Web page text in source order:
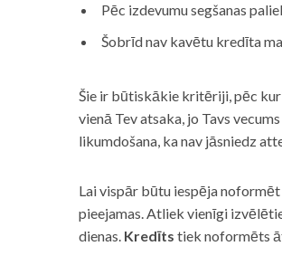
Pēc izdevumu segšanas
Šobrīd nav kavētu kredīta
Šie ir būtiskākie kritēriji, pēc
vienā Tev atsaka, jo Tavs
likumdošana, ka nav jāsniedz
Lai vispār būtu iespēja
pieejamas. Atliek vienīgi
dienas. Kredīts tiek noformēts